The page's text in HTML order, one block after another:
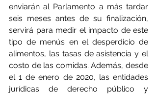
enviarán al Parlamento a más tardar
seis meses antes de su finalización,
servirá para medir el impacto de este
tipo de menús en el desperdicio de
alimentos, las tasas de asistencia y el
costo de las comidas. Además, desde
el 1 de enero de 2020, las entidades
jurídicas de derecho público y